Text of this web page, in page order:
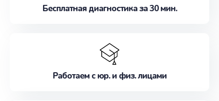
Бесплатная диагностика за 30 мин.
Работаем с юр. и физ. лицами